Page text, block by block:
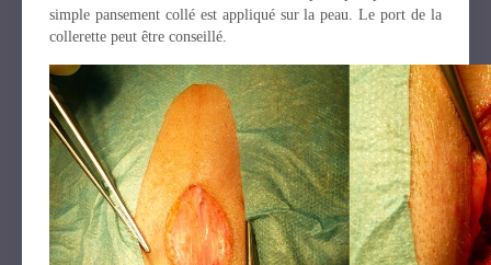
simple pansement collé est appliqué sur la peau. Le port de la
collerette peut être conseillé.